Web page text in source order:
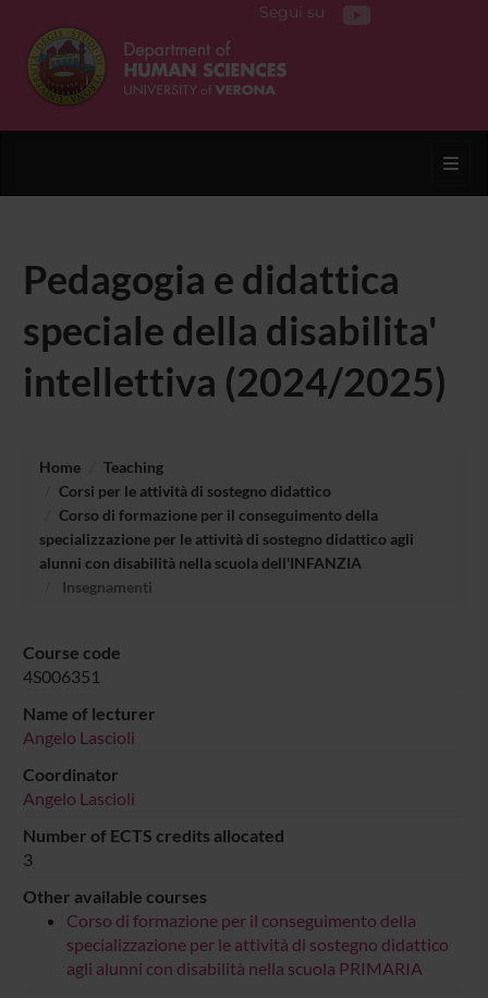
Segui su
Pedagogia e didattica
speciale della disabilita'
intellettiva (2024/2025)
Home
Teaching
Corsi per le attività di sostegno didattico
Corso di formazione per il conseguimento della
specializzazione per le attività di sostegno didattico agli
alunni con disabilità nella scuola dell'INFANZIA
Insegnamenti
Course code
4S006351
Name of lecturer
Angelo Lascioli
Coordinator
Angelo Lascioli
Number of ECTS credits allocated
3
Other available courses
Corso di formazione per il conseguimento della
specializzazione per le attività di sostegno didattico
agli alunni con disabilità nella scuola PRIMARIA